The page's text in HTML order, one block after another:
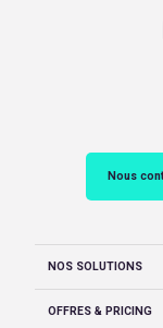
Nous
NOS SOLUTIONS
OFFRES & PRICING